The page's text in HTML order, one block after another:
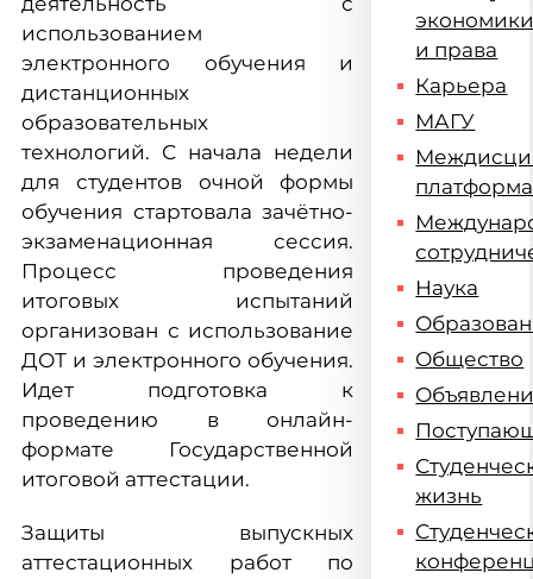
использованием
электронного обучения и
дистанционных
образовательных
технологий. С начала недели
для студентов очной формы
обучения стартовала зачётно-
экзаменационная сессия.
Процесс проведения
итоговых испытаний
организован с использование
ДОТ и электронного обучения.
Идет подготовка к
проведению в онлайн-
формате Государственной
итоговой аттестации.
Защиты выпускных
аттестационных работ по
и права
Карьера
МАГУ
платформа
Наука
Общество
жизнь